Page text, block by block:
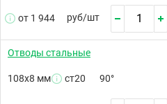
от 1 944 руб/шт
Отводы стальные
108х8 мм ст20 90°